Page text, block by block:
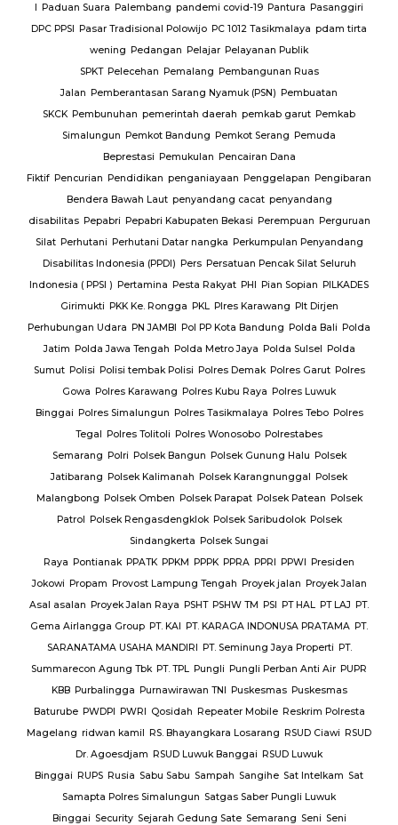
I Paduan Suara Palembang pandemi covid-19 Pantura Pasanggiri
DPC PPSI Pasar Tradisional Polowijo PC 1012 Tasikmalaya pdam tirta
wening Pedangan Pelajar Pelayanan Publik
SPKT Pelecehan Pemalang Pembangunan Ruas
Jalan Pemberantasan Sarang Nyamuk (PSN) Pembuatan
SKCK Pembunuhan pemerintah daerah pemkab garut Pemkab
Simalungun Pemkot Bandung Pemkot Serang Pemuda
Beprestasi Pemukulan Pencairan Dana
Fiktif Pencurian Pendidikan penganiayaan Penggelapan Pengibaran
Bendera Bawah Laut penyandang cacat penyandang
disabilitas Pepabri Pepabri Kabupaten Bekasi Perempuan Perguruan
Silat Perhutani Perhutani Datar nangka Perkumpulan Penyandang
Disabilitas Indonesia (PPDI) Pers Persatuan Pencak Silat Seluruh
Indonesia ( PPSI ) Pertamina Pesta Rakyat PHI Pian Sopian PILKADES
Girimukti PKK Ke. Rongga PKL Plres Karawang Plt Dirjen
Perhubungan Udara PN JAMBI Pol PP Kota Bandung Polda Bali Polda
Jatim Polda Jawa Tengah Polda Metro Jaya Polda Sulsel Polda
Sumut Polisi Polisi tembak Polisi Polres Demak Polres Garut Polres
Gowa Polres Karawang Polres Kubu Raya Polres Luwuk
Binggai Polres Simalungun Polres Tasikmalaya Polres Tebo Polres
Tegal Polres Tolitoli Polres Wonosobo Polrestabes
Semarang Polri Polsek Bangun Polsek Gunung Halu Polsek
Jatibarang Polsek Kalimanah Polsek Karangnunggal Polsek
Malangbong Polsek Omben Polsek Parapat Polsek Patean Polsek
Patrol Polsek Rengasdengklok Polsek Saribudolok Polsek
Sindangkerta Polsek Sungai
Raya Pontianak PPATK PPKM PPPK PPRA PPRI PPWI Presiden
Jokowi Propam Provost Lampung Tengah Proyek jalan Proyek Jalan
Asal asalan Proyek Jalan Raya PSHT PSHW TM PSI PT HAL PT LAJ PT.
Gema Airlangga Group PT. KAI PT. KARAGA INDONUSA PRATAMA PT.
SARANATAMA USAHA MANDIRI PT. Seminung Jaya Properti PT.
Summarecon Agung Tbk PT. TPL Pungli Pungli Perban Anti Air PUPR
KBB Purbalingga Purnawirawan TNI Puskesmas Puskesmas
Baturube PWDPI PWRI Qosidah Repeater Mobile Reskrim Polresta
Magelang ridwan kamil RS. Bhayangkara Losarang RSUD Ciawi RSUD
Dr. Agoesdjam RSUD Luwuk Banggai RSUD Luwuk
Binggai RUPS Rusia Sabu Sabu Sampah Sangihe Sat Intelkam Sat
Samapta Polres Simalungun Satgas Saber Pungli Luwuk
Binggai Security Sejarah Gedung Sate Semarang Seni Seni